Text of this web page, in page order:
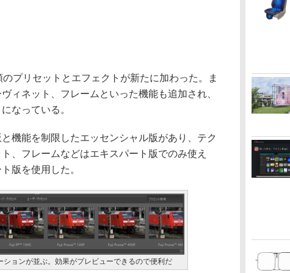
プリセットとエフェクトが新たに加わった。ま
ィネット、フレームといった機能も追加され、
なっている。
機能を制限したエッセンシャル版があり、テク
、フレームなどはエキスパート版でのみ使え
版を使用した。
ョンが並ぶ。効果がプレビューできるので便利だ